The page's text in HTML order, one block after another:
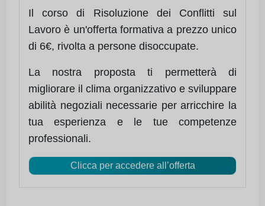
Il corso di Risoluzione dei Conflitti sul
Lavoro è un'offerta formativa a prezzo unico
di 6€, rivolta a persone disoccupate.
La nostra proposta ti permetterà di
migliorare il clima organizzativo e sviluppare
abilità negoziali necessarie per arricchire la
tua esperienza e le tue competenze
professionali.
Clicca per accedere all’offerta